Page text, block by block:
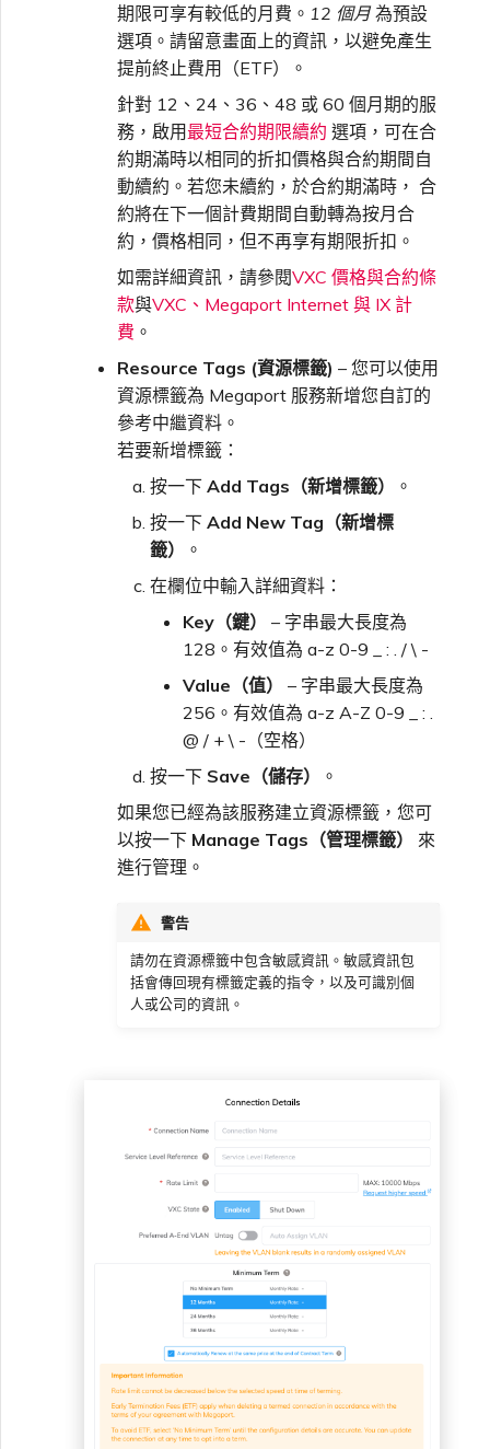
期限可享有較低的月費。 12 個月為預設
選項。請留意畫面上的資訊，以避免產生
提前終止費用（ETF）。
針對 12、24、36、48 或 60 個月期的服
務，啟用最短合約期限續約 選項，可在合
約期滿時以相同的折扣價格與合約期間自
動續約。若您未續約，於合約期滿時， 合
約將在下一個計費期間自動轉為按月合
約，價格相同，但不再享有期限折扣。
如需詳細資訊，請參閱VXC 價格與合約條
款與VXC、Megaport Internet 與 IX 計
費 。
Resource Tags (資源標籤) – 您可以使用
資源標籤為 Megaport 服務新增您自訂的
參考中繼資料。
若要新增標籤：
按一下 Add Tags（新增標籤）
。
按一下 Add New Tag（新增標
籤）
。
在欄位中輸入詳細資料：
Key（鍵）
– 字串最大長度為
128。有效值為 a-z 0-9 _ : . / \ -
Value（值）
– 字串最大長度為
256。有效值為 a-z A-Z 0-9 _ : .
@ / + \ -（空格）
按一下 Save（儲存）
。
如果您已經為該服務建立資源標籤，您可
以按一下 Manage Tags（管理標籤）
來
進行管理。
警告
請勿在資源標籤中包含敏感資訊。敏感資訊包
括會傳回現有標籤定義的指令，以及可識別個
人或公司的資訊。